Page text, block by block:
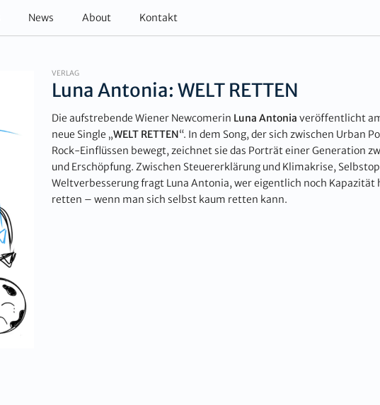
News About Kontakt
VERLAG
Luna Antonia: WELT RETTEN
Die aufstrebende Wiener Newcomerin Luna Antonia veröffentlicht
neue Single „WELT RETTEN“. In dem Song, der sich zwischen Urban
Rock-Einflüssen bewegt, zeichnet sie das Porträt einer Generation
und Erschöpfung. Zwischen Steuererklärung und Klimakrise,
Weltverbesserung fragt Luna Antonia, wer eigentlich noch Kapazität
retten – wenn man sich selbst kaum retten kann.